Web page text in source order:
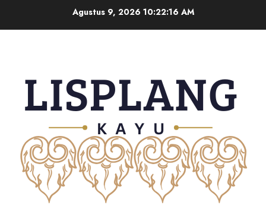
Agustus 9, 202610:22:17 AM